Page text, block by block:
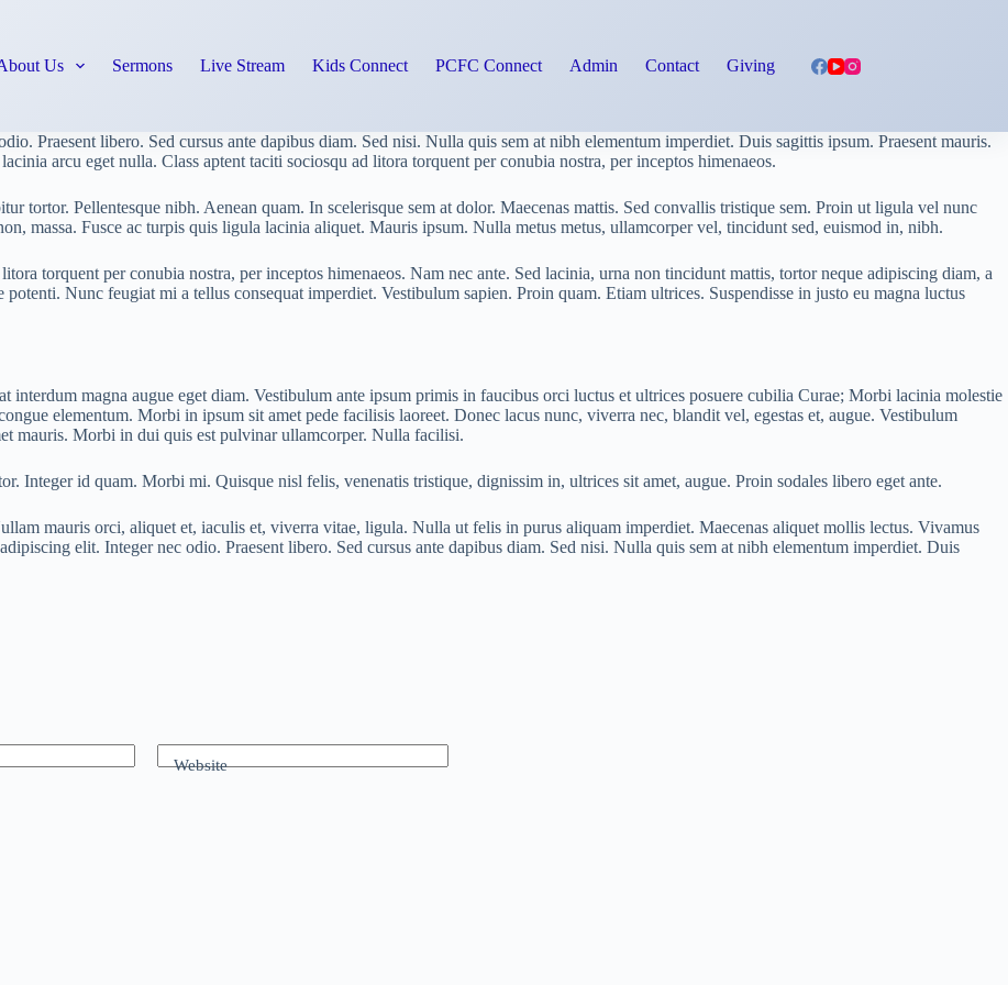
Us Sermons Live Stream Kids Connect PCFC Connect Admin Contact Giving
Praesent libero. Sed cursus ante dapibus diam. Sed nisi. Nulla quis sem at nibh elementum imperdiet. Duis sagittis ipsum. Praesent mauris.
arcu eget nulla. Class aptent taciti sociosqu ad litora torquent per conubia nostra, per inceptos himenaeos.
tortor. Pellentesque nibh. Aenean quam. In scelerisque sem at dolor. Maecenas mattis. Sed convallis tristique sem. Proin ut ligula vel nunc
massa. Fusce ac turpis quis ligula lacinia aliquet. Mauris ipsum. Nulla metus metus, ullamcorper vel, tincidunt sed, euismod in, nibh.
torquent per conubia nostra, per inceptos himenaeos. Nam nec ante. Sed lacinia, urna non tincidunt mattis, tortor neque adipiscing diam, a
Nunc feugiat mi a tellus consequat imperdiet. Vestibulum sapien. Proin quam. Etiam ultrices. Suspendisse in justo eu magna luctus
interdum magna augue eget diam. Vestibulum ante ipsum primis in faucibus orci luctus et ultrices posuere cubilia Curae; Morbi lacinia molestie
elementum. Morbi in ipsum sit amet pede facilisis laoreet. Donec lacus nunc, viverra nec, blandit vel, egestas et, augue. Vestibulum
mauris. Morbi in dui quis est pulvinar ullamcorper. Nulla facilisi.
Integer id quam. Morbi mi. Quisque nisl felis, venenatis tristique, dignissim in, ultrices sit amet, augue. Proin sodales libero eget ante.
mauris orci, aliquet et, iaculis et, viverra vitae, ligula. Nulla ut felis in purus aliquam imperdiet. Maecenas aliquet mollis lectus. Vivamus
elit. Integer nec odio. Praesent libero. Sed cursus ante dapibus diam. Sed nisi. Nulla quis sem at nibh elementum imperdiet. Duis
Website